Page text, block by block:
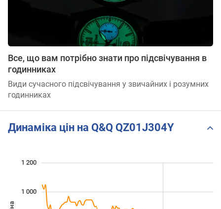
Все, що вам потрібно знати про підсвічування в
годинниках
Види сучасного підсвічування у звичайних і розумних
годинниках
Динаміка цін на Q&Q QZ01J304Y
1 000
1 200